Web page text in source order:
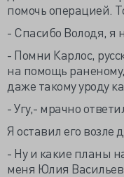
помочь операцией.
- Спасибо Володя, я
- Помни Карлос,
на помощь
даже такому уроду
- Угу,- мрачно
Я оставил его возле
- Ну и какие планы
меня Юлия